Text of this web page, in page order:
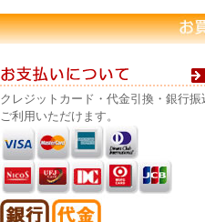
クレジットカード・代金引換・銀行振
ご利用いただけます。